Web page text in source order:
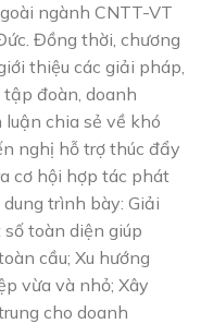
ngành CNTT-VT
Đồng thời, chương
thiệu các giải pháp,
đoàn, doanh
chia sẻ về khó
nghị hỗ trợ thúc đẩy
cơ hội hợp tác phát
trình bày: Giải
toàn diện giúp
cầu; Xu hướng
vừa và nhỏ; Xây
cho doanh